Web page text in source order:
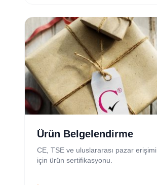
Ürün Belgelendirme
CE, TSE ve uluslararası pazar erişimi
için ürün sertifikasyonu.